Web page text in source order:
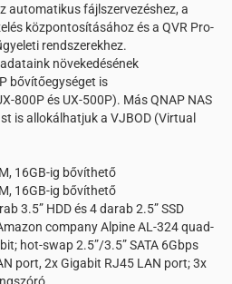
automatikus fájlszervezéshez, a
központosításához és a QVR Pro-
rendszerekhez.
növekedésének
bővítőegységet is
800P és UX-500P). Más QNAP NAS
is allokálhatjuk a VJBOD (Virtual
16GB-ig bővíthető
16GB-ig bővíthető
3.5” HDD és 4 darab 2.5” SSD
company Alpine AL-324 quad-
hot-swap 2.5”/3.5” SATA 6Gbps
port, 2x Gigabit RJ45 LAN port; 3x